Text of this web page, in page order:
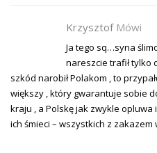
Krzysztof Mówi
Ja tego sq…syna
nareszcie trafił tylko
szkód narobił Polakom , to
większy , który gwarantuje sobie
kraju , a Polskę jak zwykle
ich śmieci – wszystkich z zakazem